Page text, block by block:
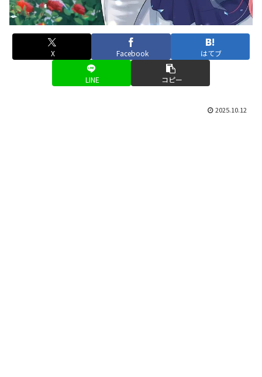
X Facebook はてブ
LINE コピー
2025.10.12